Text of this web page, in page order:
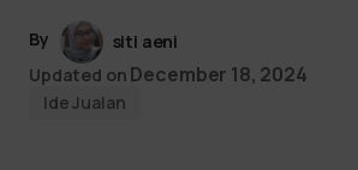
By
siti aeni
Updated on December 18, 2024
Ide Jualan